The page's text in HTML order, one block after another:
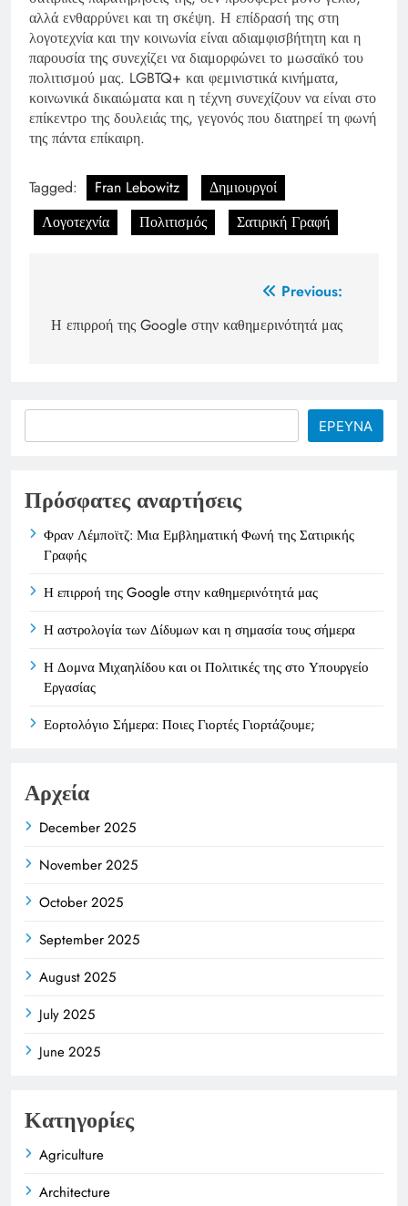
αλλά ενθαρρύνει και τη σκέψη. Η επίδρασή της στη
λογοτεχνία και την κοινωνία είναι αδιαμφισβήτητη και η
παρουσία της συνεχίζει να διαμορφώνει το μωσαϊκό του
πολιτισμού μας. LGBTQ+ και φεμινιστικά κινήματα,
κοινωνικά δικαιώματα και η τέχνη συνεχίζουν να είναι στο
επίκεντρο της δουλειάς της, γεγονός που διατηρεί τη φωνή
της πάντα επίκαιρη.
Tagged: Fran Lebowitz
Δημιουργοί
Λογοτεχνία
Πολιτισμός Σατιρική Γραφή
navigation
Previous:
Η επιρροή της Google στην καθημερινότητά μας
ΕΡΕΥΝΑ
Πρόσφατες αναρτήσεις
Φραν Λέμποϊτζ: Μια Εμβληματική Φωνή της Σατιρικής
Γραφής
Η επιρροή της Google στην καθημερινότητά μας
Η αστρολογία των Δίδυμων και η σημασία τους σήμερα
Η Δομνα Μιχαηλίδου και οι Πολιτικές της στο Υπουργείο
Εργασίας
Εορτολόγιο Σήμερα: Ποιες Γιορτές Γιορτάζουμε;
Αρχεία
December 2025
November 2025
October 2025
September 2025
August 2025
July 2025
June 2025
Κατηγορίες
Agriculture
Architecture